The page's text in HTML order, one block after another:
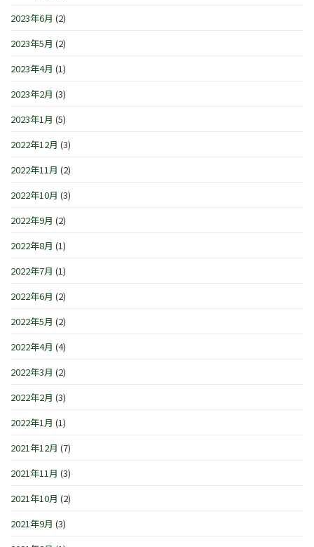
2023年6月 (2)
2023年5月 (2)
2023年4月 (1)
2023年2月 (3)
2023年1月 (5)
2022年12月 (3)
2022年11月 (2)
2022年10月 (3)
2022年9月 (2)
2022年8月 (1)
2022年7月 (1)
2022年6月 (2)
2022年5月 (2)
2022年4月 (4)
2022年3月 (2)
2022年2月 (3)
2022年1月 (1)
2021年12月 (7)
2021年11月 (3)
2021年10月 (2)
2021年9月 (3)